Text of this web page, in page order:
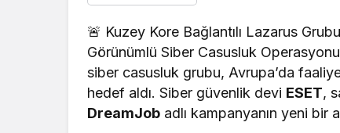
🚨 Kuzey Kore Bağlantılı Lazarus
Görünümlü Siber Casusluk
siber casusluk grubu, Avrupa’da
hedef aldı. Siber güvenlik devi ESET,
DreamJob adlı kampanyanın yeni bir